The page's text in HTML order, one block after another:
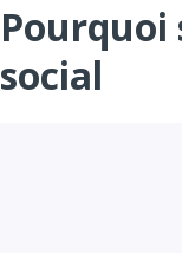
Pourquoi
social